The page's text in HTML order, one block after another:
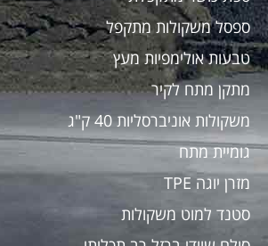
ספסל משקולות מתקפל
טבעות אולימפיות מעץ
מתקן מתח לקיר
משקולות אוניברסליות 40 ק"ג
גומיית מתח
מזרן יוגה TPE
סטנד למוט משקולות